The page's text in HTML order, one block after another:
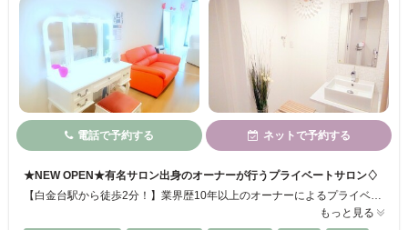
電話で予約する ネットで予約する
★NEW OPEN★有名サロン出身のオーナーが行うプライベートサロン♢
【白金台駅から徒歩2分！】業界歴10年以上のオーナーによるプライベートサロンが遂にNEWOPEN‼スピード感があり丁寧かつ高度な施術で、こだわりのまつ毛に大変身♪カウンセリングに力を入れているので、お客様一人ひとりのご要望を細かく叶えます。特にこだわり派の方にはとってもおすすめです！新規の方限定のクーポンもございます◎
もっと見る